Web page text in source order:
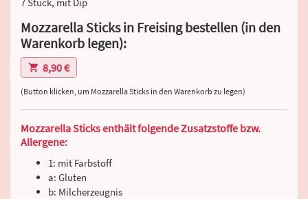
Mozzarella Sticks in Freising bestellen (in den
Warenkorb legen):
8,90 €
(Button klicken, um Mozzarella Sticks in den Warenkorb zu legen)
Mozzarella Sticks enthält folgende Zusatzstoffe bzw.
Allergene:
1: mit Farbstoff
a: Gluten
b: Milcherzeugnis